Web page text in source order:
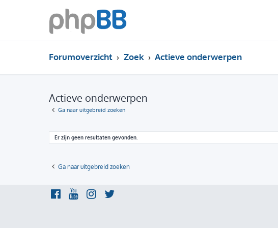
Forumoverzicht Zoek Actieve onderwerpen
Actieve onderwerpen
Ga naar uitgebreid zoeken
Er zijn geen resultaten gevonden.
Ga naar uitgebreid zoeken